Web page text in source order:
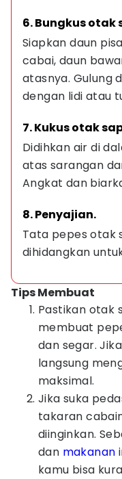
6. Bungkus otak
Siapkan daun
cabai, daun
atasnya. Gulung
dengan lidi atau
7. Kukus otak
Didihkan air di
atas sarangan
Angkat dan
8. Penyajian.
Tata pepes otak
dihidangkan
Tips Membuat
Pastikan otak
membuat
dan segar.
langsung
maksimal.
Jika suka
takaran
diinginkan.
dan makanan
kamu bisa